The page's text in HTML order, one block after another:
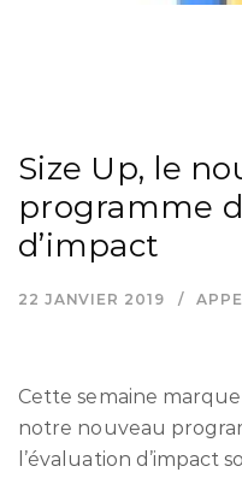
Size Up, le
programme
d’impact
22 JANVIER 2019
Cette semaine
notre nouveau
l’évaluation d’impact